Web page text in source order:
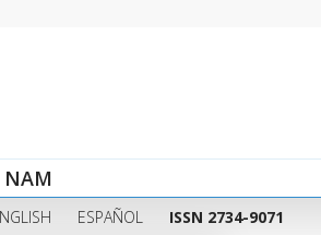
NAM
ESPAÑOL ISSN 2734-9071